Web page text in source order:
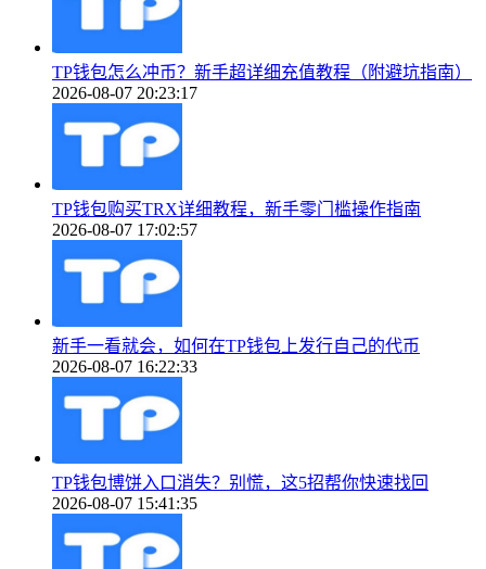
TP钱包怎么冲币？新手超详细充值教程（附避坑指南）
2026-08-07 20:23:17
TP钱包购买TRX详细教程，新手零门槛操作指南
2026-08-07 17:02:57
新手一看就会，如何在TP钱包上发行自己的代币
2026-08-07 16:22:33
TP钱包博饼入口消失？别慌，这5招帮你快速找回
2026-08-07 15:41:35